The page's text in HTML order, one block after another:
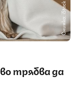
Снимка: iStock
трябва да